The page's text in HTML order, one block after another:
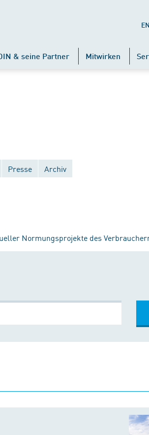
EN
& seine Partner Mitwirken
Presse Archiv
Normungsprojekte des